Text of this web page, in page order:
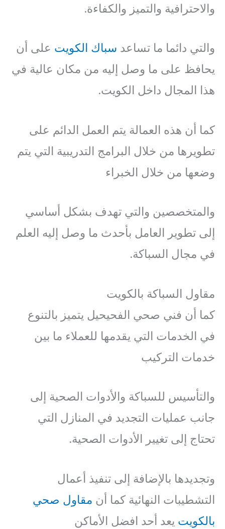
والاحترافية والتميز والكفاءة.
والتي دائما ما تساعد سباك الكويت على أن
يحافظ على ما وصل إليه من مكان عالية في
هذا المجال داخل الكويت.
كما أن هذه العمالة يتم العمل الدائم على
تطويرها من خلال البرامج التدريبية التي يتم
وضعها من خلال الخبراء
والمتخصصين والتي تهدف بشكل أساسي
إلى تطوير العامل بأحدث ما وصل إليه العلم
في مجال السباكة.
مقاول السباكة بالكويت
كما أن فني صحي الفحيحيل يتميز بالتنوع
في الخدمات التي يقدمها للعملاء ما بين
خدمات التركيب
والتأسيس للسباكة والأدوات الصحية إلى
جانب عمليات التجديد في المنازل التي
تحتاج إلى تغيير الأدوات الصحية.
وتجديدها بالإضافة إلى تنفيذ أعمال
التشطيبات النهائية كما أن مقاول صحي
بالكويت يعد أحد افضل الأماكن